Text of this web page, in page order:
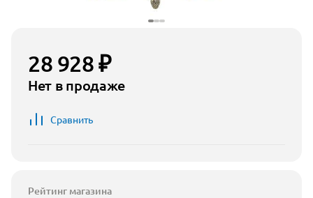
28 928 ₽
Нет в продаже
Сравнить
Рейтинг магазина